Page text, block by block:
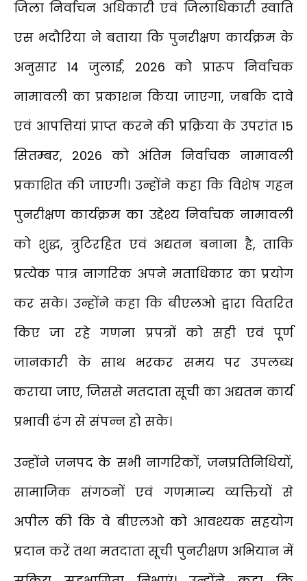
जिला निर्वाचन अधिकारी एवं जिलाधिकारी स्वाति
एस भदौरिया ने बताया कि पुनरीक्षण कार्यक्रम के
अनुसार 14 जुलाई, 2026 को प्रारूप निर्वाचक
नामावली का प्रकाशन किया जाएगा, जबकि दावे
एवं आपत्तियां प्राप्त करने की प्रक्रिया के उपरांत 15
सितम्बर, 2026 को अंतिम निर्वाचक नामावली
प्रकाशित की जाएगी। उन्होंने कहा कि विशेष गहन
पुनरीक्षण कार्यक्रम का उद्देश्य निर्वाचक नामावली
को शुद्ध, त्रुटिरहित एवं अद्यतन बनाना है, ताकि
प्रत्येक पात्र नागरिक अपने मताधिकार का प्रयोग
कर सके। उन्होंने कहा कि बीएलओ द्वारा वितरित
किए जा रहे गणना प्रपत्रों को सही एवं पूर्ण
जानकारी के साथ भरकर समय पर उपलब्ध
कराया जाए, जिससे मतदाता सूची का अद्यतन कार्य
प्रभावी ढंग से संपन्न हो सके।
उन्होंने जनपद के सभी नागरिकों, जनप्रतिनिधियों,
सामाजिक संगठनों एवं गणमान्य व्यक्तियों से
अपील की कि वे बीएलओ को आवश्यक सहयोग
प्रदान करें तथा मतदाता सूची पुनरीक्षण अभियान में